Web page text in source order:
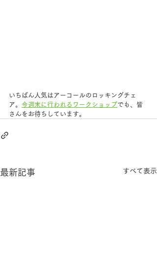
いちばん人気はアーコールのロッキングチェ
ア。 今週末に行われるワークショップでも、皆
さんをお待ちしています。
最新記事 すべて表示